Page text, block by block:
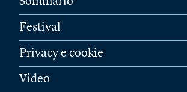
Festival
Privacy e cookie
Video